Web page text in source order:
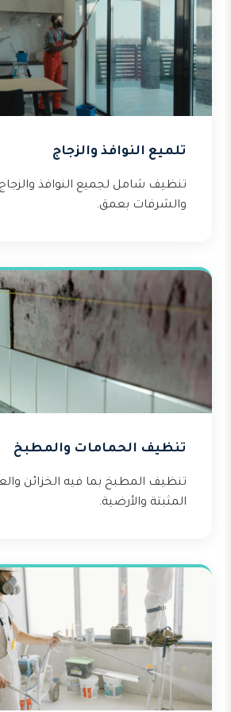
تلميع النوافذ والزجاج
تنظيف شامل لجميع النوافذ والزجاج
والشرفات بعمق.
تنظيف الحمامات والمطبخ
تنظيف المطبخ بما فيه الخزائن
المثبتة والأرضية.